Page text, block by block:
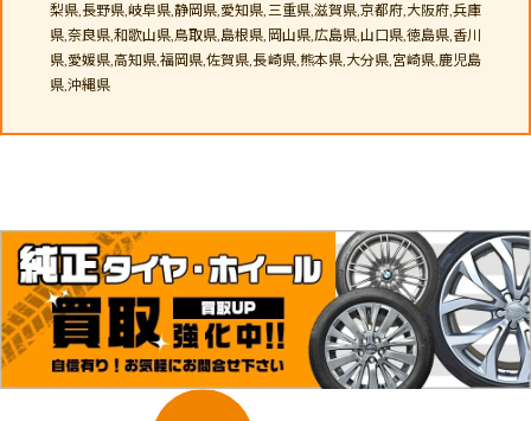
梨県,長野県,岐阜県,静岡県,愛知県,三重県,滋賀県,京都府,大阪府,兵庫
県,奈良県,和歌山県,鳥取県,島根県,岡山県,広島県,山口県,徳島県,香川
県,愛媛県,高知県,福岡県,佐賀県,長崎県,熊本県,大分県,宮崎県,鹿児島
県,沖縄県